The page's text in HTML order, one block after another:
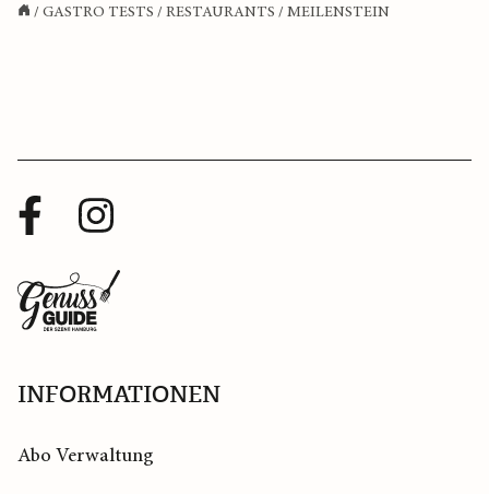
/ GASTRO TESTS / RESTAURANTS / MEILENSTEIN
Facebook
Profil
Instagram
Zurück
zur
INFORMATIONEN
Abo Verwaltung